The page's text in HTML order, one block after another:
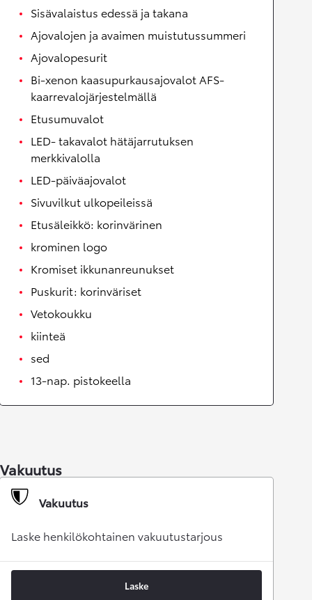
Sisävalaistus edessä ja takana
Ajovalojen ja avaimen muistutussummeri
Ajovalopesurit
Bi-xenon kaasupurkausajovalot AFS-
kaarrevalojärjestelmällä
Etusumuvalot
LED- takavalot hätäjarrutuksen
merkkivalolla
LED-päiväajovalot
Sivuvilkut ulkopeileissä
Etusäleikkö: korinvärinen
krominen logo
Kromiset ikkunanreunukset
Puskurit: korinväriset
Vetokoukku
kiinteä
sed
13-nap. pistokeella
Vakuutus
Vakuutus
Laske henkilökohtainen vakuutustarjous
Laske